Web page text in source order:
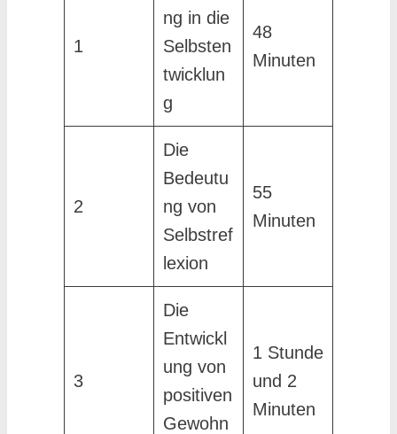
1
ng in die
Selbsten
twicklun
g
48
Minuten
2
Die
Bedeutu
ng von
Selbstref
lexion
55
Minuten
3
Die
Entwickl
ung von
positiven
Gewohn
1 Stunde
und 2
Minuten